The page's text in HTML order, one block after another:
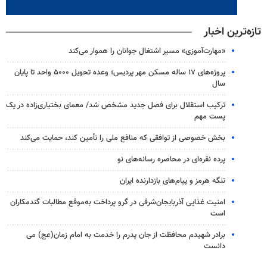
تازه‌ترین اخبار
«مهارت‌آموزی» مسیر اشتغال جوانان را هموار می‌کند
پروژه‌های ۱۷ ساله مسکن مهر پردیس؛ وعده تحویل ۵۰۰۰ واحد تا پایان
سال
ترکیب استقلال برای فصل جدید مشخص شد/ معمای بختیاری‌زاده در یک
پست مهم
بخش خصوصی از توافقی که منافع ملی را تأمین کند، حمایت می‌کند
پرده نقره‌ای در محاصره رسانه‌های نو
تنگه هرمز و پیام‌های بازدارنده ایران
امنیت غذایی آذربایجان‌شرقی در گرو پرداخت به‌موقع مطالبات گندمکاران
است
برادر شهیدم محافظت از جان پدرم را خدمت به امام زمان(عج) می
دانست